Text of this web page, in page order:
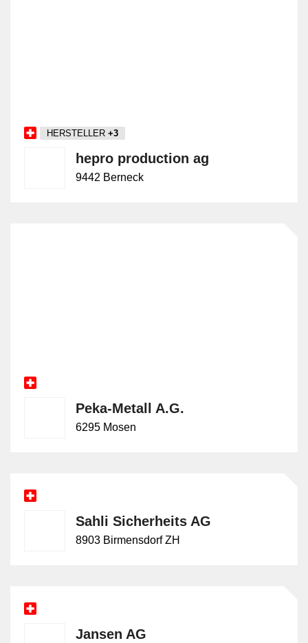
HERSTELLER +3
hepro production ag
9442 Berneck
Peka-Metall A.G.
6295 Mosen
Sahli Sicherheits AG
8903 Birmensdorf ZH
Jansen AG